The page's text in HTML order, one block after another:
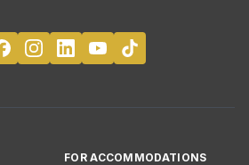
FOR ACCOMMODATIONS